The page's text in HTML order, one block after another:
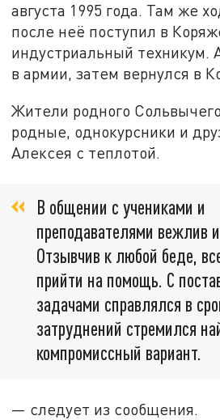
августа 1995 года. Там же
после неё поступил в
индустриальный техникум.
в армии, затем вернулся в
Жители родного
родные, однокурсники и
Алексея с теплотой.
В общении с учениками и
преподавателями вежлив
Отзывчив к любой беде,
прийти на помощь. С
задачами справлялся в
затруднений стремился
компромиссный вариант.
— следует из сообщения.